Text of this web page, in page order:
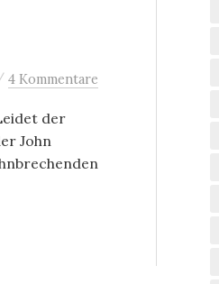
4 Kommentare
der
John